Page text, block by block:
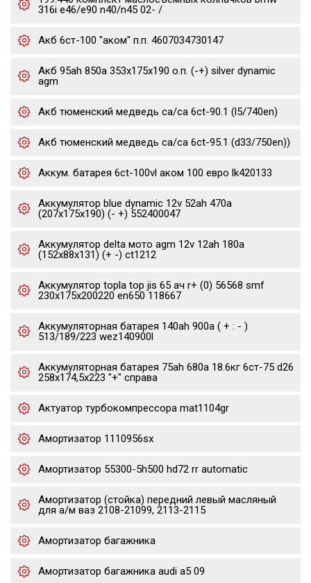
316i e46/e90 n40/n45 02- /
Акб 6ст-100 "аком" п.п. 4607034730147
Акб 95ah 850a 353x175x190 о.п. (-+) silver dynamic
agm
Акб тюменский медведь ca/ca 6ct-90.1 (l5/740en)
Акб тюменский медведь ca/ca 6ct-95.1 (d33/750en))
Аккум. батарея 6ct-100vl аком 100 евро lk420133
Аккумулятор blue dynamic 12v 52ah 470a
(207x175x190) (- +) 552400047
Аккумулятор delta мото agm 12v 12ah 180a
(152x88x131) (+ -) ct1212
Аккумулятор topla top jis 65 ач r+ (0) 56568 smf
230x175x200220 en650 118667
Аккумуляторная батарея 140ah 900a ( + : - )
513/189/223 wez140900l
Аккумуляторная батарея 75ah 680a 18.6кг 6ст-75 d26
258x174,5x223 "+" справа
Актуатор турбокомпрессора mat1104gr
Амортизатор 1110956sx
Амортизатор 55300-5h500 hd72 rr automatic
Амортизатор (стойка) передний левый масляный
для а/м ваз 2108-21099, 2113-2115
Амортизатор багажника
Амортизатор багажника audi a5 09